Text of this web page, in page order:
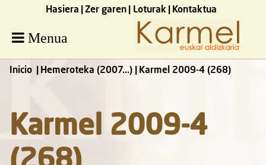
Hasiera Zer garen Loturak Kontaktua
Menua
Inicio Hemeroteka (2007...) Karmel 2009-4 (268)
Karmel 2009-4